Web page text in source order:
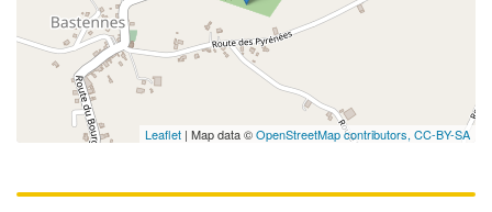
Leaflet | Map data ©OpenStreetMap contributors, CC-BY-SA